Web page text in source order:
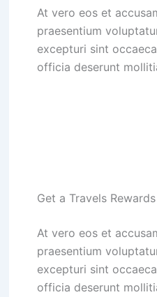
At vero eos et
praesentium
excepturi sint
officia deserunt
Get a Travels
At vero eos et
praesentium
excepturi sint
officia deserunt